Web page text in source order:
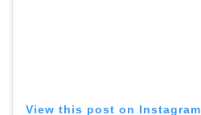
View this post on Instagram